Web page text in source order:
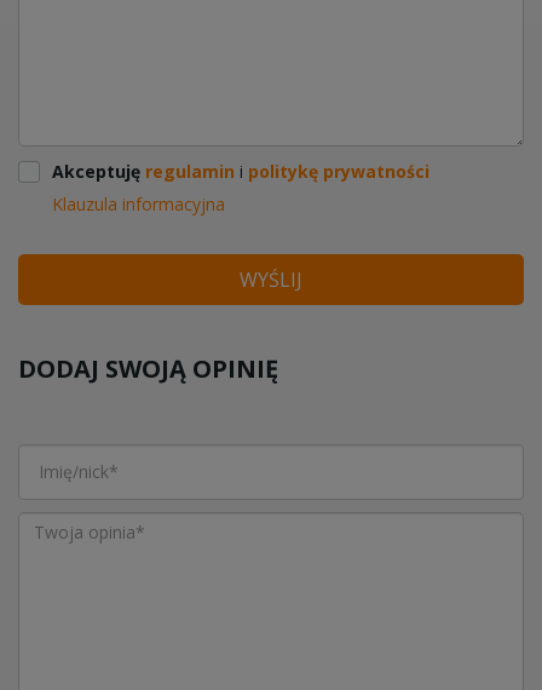
Akceptuję regulamin i politykę prywatności
Klauzula informacyjna
WYŚLIJ
DODAJ SWOJĄ OPINIĘ